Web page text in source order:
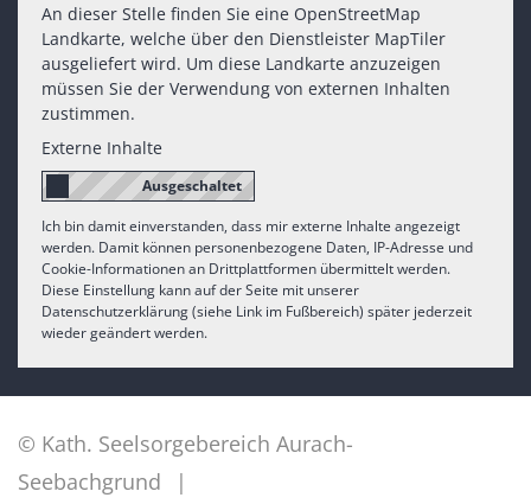
An dieser Stelle finden Sie eine OpenStreetMap
Landkarte, welche über den Dienstleister MapTiler
ausgeliefert wird. Um diese Landkarte anzuzeigen
müssen Sie der Verwendung von externen Inhalten
zustimmen.
Externe Inhalte
Ich bin damit einverstanden, dass mir externe Inhalte angezeigt
werden. Damit können personenbezogene Daten, IP-Adresse und
Cookie-Informationen an Drittplattformen übermittelt werden.
Diese Einstellung kann auf der Seite mit unserer
Datenschutzerklärung (siehe Link im Fußbereich) später jederzeit
wieder geändert werden.
© Kath. Seelsorgebereich Aurach-
Seebachgrund